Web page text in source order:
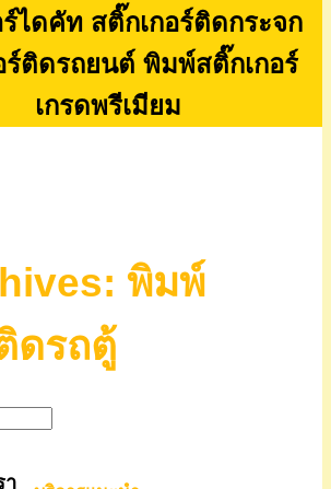
ไดคัท สติ๊กเกอร์ติดกระจก
ร์ติดรถยนต์ พิมพ์สติ๊กเกอร์
เกรดพรีเมียม
า
พิมพ์
ดรถตู้